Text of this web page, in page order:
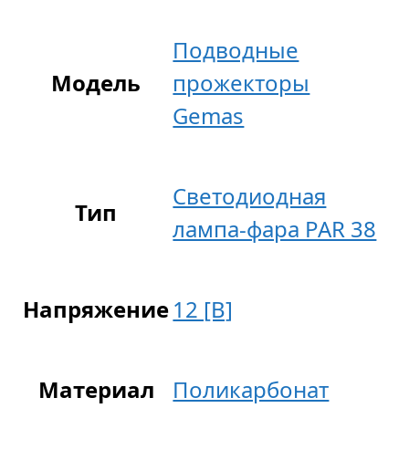
Модель
Подводные
прожекторы
Gemas
Тип
Светодиодная
лампа-фара PAR 38
Напряжение12 [В]
Материал Поликарбонат